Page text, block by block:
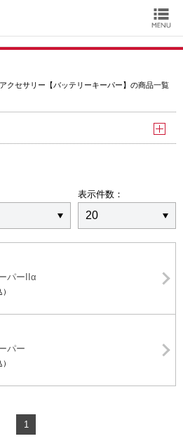
クセサリー【バッテリーキーパー】の商品一覧
表示件数：
パーIIα
パー
1